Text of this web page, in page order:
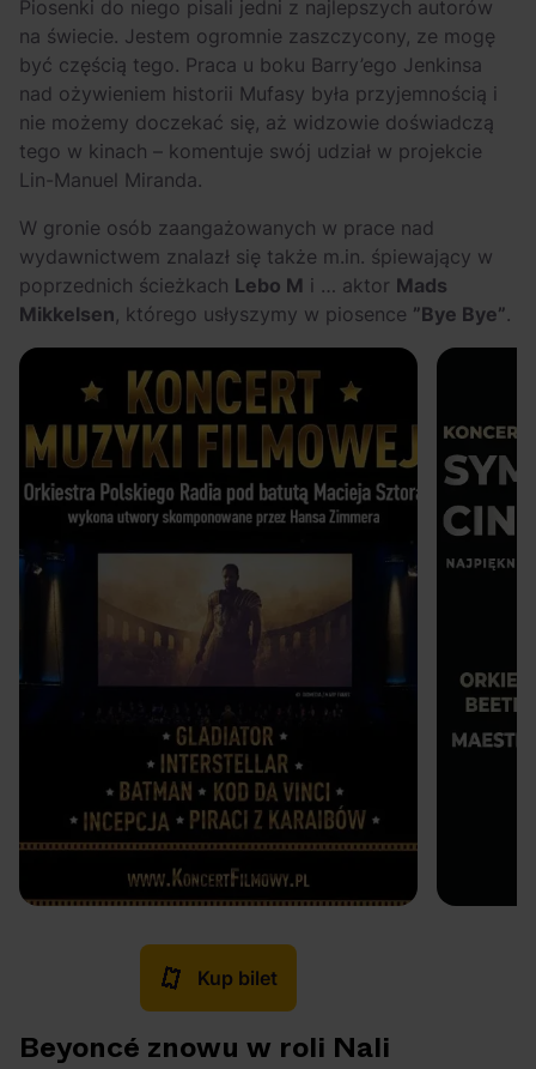
Piosenki do niego pisali jedni z najlepszych autorów
na świecie. Jestem ogromnie zaszczycony, ze mogę
być częścią tego. Praca u boku Barry’ego Jenkinsa
nad ożywieniem historii Mufasy była przyjemnością i
nie możemy doczekać się, aż widzowie doświadczą
tego w kinach – komentuje swój udział w projekcie
Lin-Manuel Miranda.
W gronie osób zaangażowanych w prace nad
wydawnictwem znalazł się także m.in. śpiewający w
poprzednich ścieżkach Lebo M i … aktor Mads
Mikkelsen, którego usłyszymy w piosence ”Bye Bye”.
Kup bilet
Beyoncé znowu w roli Nali